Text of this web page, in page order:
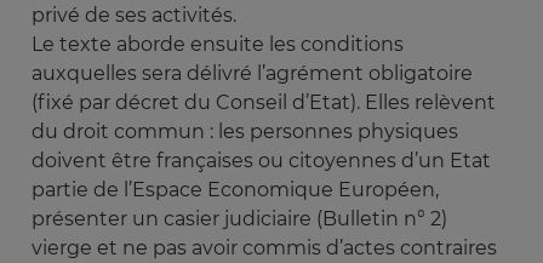
privé de ses activités.
Le texte aborde ensuite les conditions
auxquelles sera délivré l’agrément obligatoire
(fixé par décret du Conseil d’Etat). Elles relèvent
du droit commun : les personnes physiques
doivent être françaises ou citoyennes d’un Etat
partie de l’Espace Economique Européen,
présenter un casier judiciaire (Bulletin n° 2)
vierge et ne pas avoir commis d’actes contraires